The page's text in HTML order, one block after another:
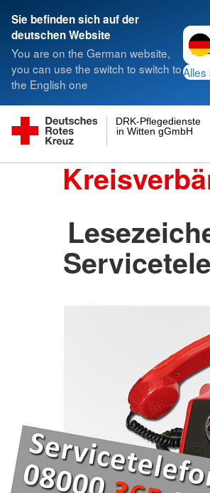
Sie befinden sich auf der
deutschen Website
You are on the German website,
you can use the switch to switch to
the English one
Alles
in Witten gGmbH
DRK-Pflegedienste